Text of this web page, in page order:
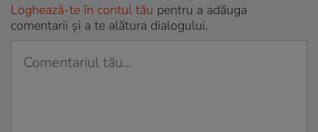
Loghează-te în contul tău pentru a adăuga
comentarii și a te alătura dialogului.